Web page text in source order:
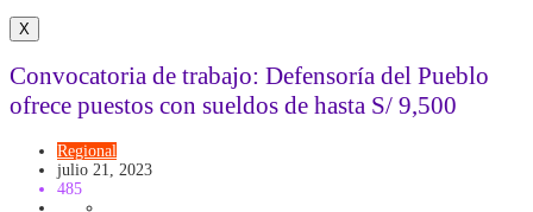
X
Convocatoria de trabajo: Defensoría del Pueblo
ofrece puestos con sueldos de hasta S/ 9,500
Regional
julio 21, 2023
485